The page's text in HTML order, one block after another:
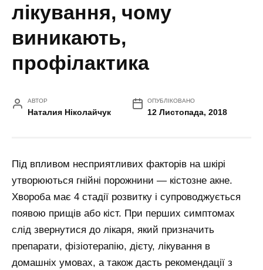
лікування, чому
виникають,
профілактика
АВТОР
Наталия Ніколайчук
ОПУБЛІКОВАНО
12 Листопада, 2018
Під впливом несприятливих факторів на шкірі
утворюються гнійні порожнини — кістозне акне.
Хвороба має 4 стадії розвитку і супроводжується
появою прищів або кіст. При перших симптомах
слід звернутися до лікаря, який призначить
препарати, фізіотерапію, дієту, лікування в
домашніх умовах, а також дасть рекомендації з